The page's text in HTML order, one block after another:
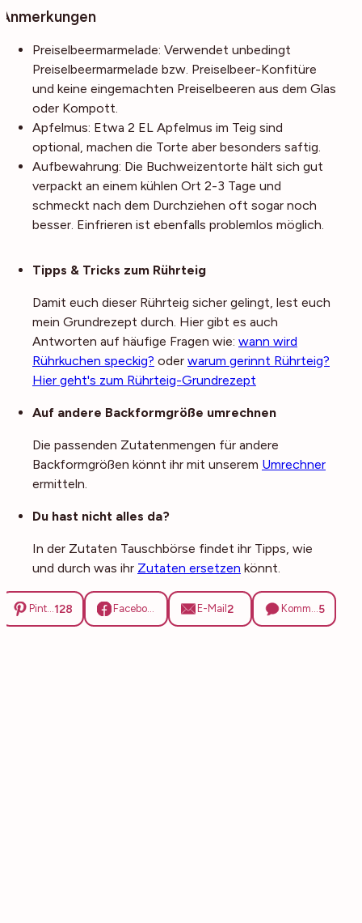
Anmerkungen
Preiselbeermarmelade: Verwendet unbedingt
Preiselbeermarmelade bzw. Preiselbeer-Konfitüre
und keine eingemachten Preiselbeeren aus dem Glas
oder Kompott.
Apfelmus: Etwa 2 EL Apfelmus im Teig sind
optional, machen die Torte aber besonders saftig.
Aufbewahrung: Die Buchweizentorte hält sich gut
verpackt an einem kühlen Ort 2-3 Tage und
schmeckt nach dem Durchziehen oft sogar noch
besser. Einfrieren ist ebenfalls problemlos möglich.
Tipps & Tricks zum Rührteig
Damit euch dieser Rührteig sicher gelingt, lest euch
mein Grundrezept durch. Hier gibt es auch
Antworten auf häufige Fragen wie: wann wird
Rührkuchen speckig? oder warum gerinnt Rührteig?
Hier geht's zum Rührteig-Grundrezept
Auf andere Backformgröße umrechnen
Die passenden Zutatenmengen für andere
Backformgrößen könnt ihr mit unserem Umrechner
ermitteln.
Du hast nicht alles da?
In der Zutaten Tauschbörse findet ihr Tipps, wie
und durch was ihr Zutaten ersetzen könnt.
Pinterest128 Facebook E-Mail 2 Kommentare5